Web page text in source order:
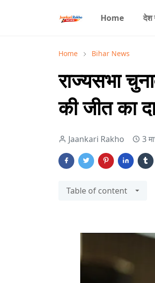
Home देश
Home Bihar News
राज्यसभा
की जीत का
Jaankari Rakho 3
Table of content